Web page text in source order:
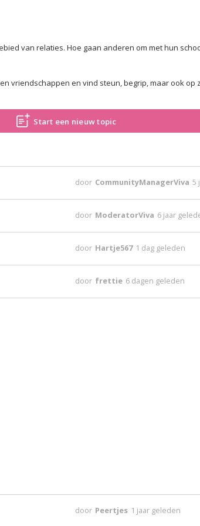
van relaties. Hoe gaan anderen om met hun
vriendschappen en vind steun, begrip, maar ook
Start een nieuw topic
door CommunityManagerViva 5
door ModeratorViva 6 jaar
door Hartje567 1 dag geleden
door frettie 6 dagen geleden
door Peertjes 1 jaar geleden